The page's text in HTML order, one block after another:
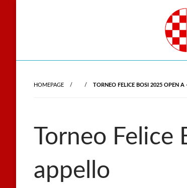
Gli
HOMEPAGE TORNEO FELICE BOSI 2025 OPEN A
Torneo Felice
appello